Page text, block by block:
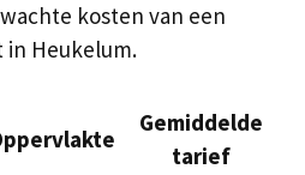
kosten van een
Heukelum.
Gemiddelde
tarief